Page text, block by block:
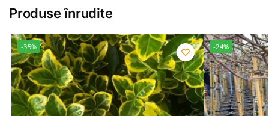
Produse înrudite
-35% -24%